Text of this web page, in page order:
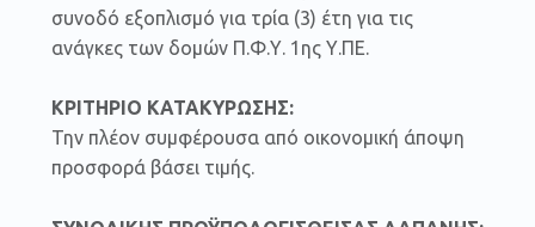
συνοδό εξοπλισμό για τρία (3) έτη για τις
ανάγκες των δομών Π.Φ.Υ. 1ης Υ.ΠΕ.
ΚΡΙΤΗΡΙΟ ΚΑΤΑΚΥΡΩΣΗΣ:
Την πλέον συμφέρουσα από οικονομική άποψη
προσφορά βάσει τιμής.